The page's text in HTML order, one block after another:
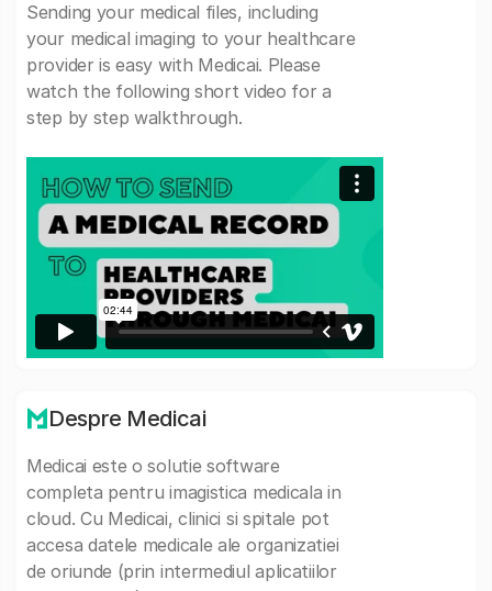
Sending your medical files, including
your medical imaging to your healthcare
provider is easy with Medicai. Please
watch the following short video for a
step by step walkthrough.
Despre Medicai
Medicai este o solutie software
completa pentru imagistica medicala in
cloud. Cu Medicai, clinici si spitale pot
accesa datele medicale ale organizatiei
de oriunde (prin intermediul aplicatiilor